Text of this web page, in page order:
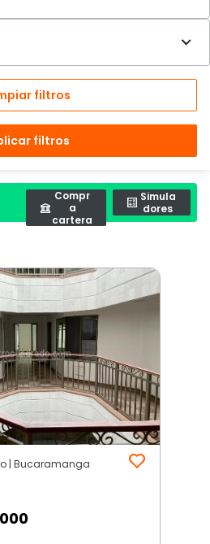
filtros
filtros
Compr
a
cartera
Simula
dores
| Bucaramanga